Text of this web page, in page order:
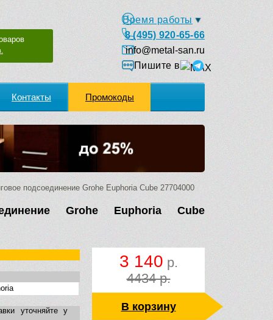
Время работы
8 (495) 920-65-66
info@metal-san.ru
Пишите в
Контакты Промокоды
подсоединение Grohe Euphoria Cube 27704000
Grohe Euphoria Cube
3 140 р.
4434 р.
В корзину
уточняйте у